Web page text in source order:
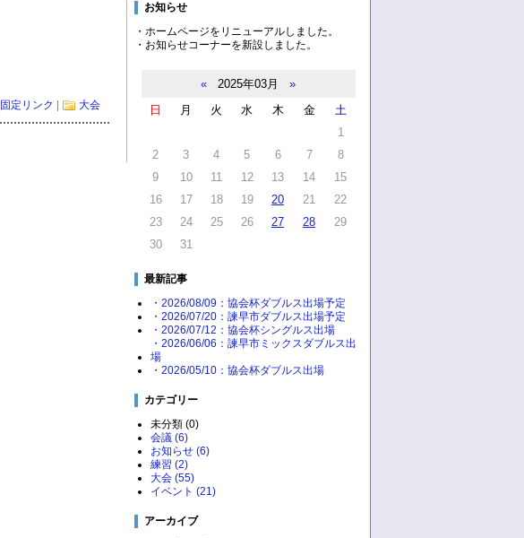
固定リンク | 大会
お知らせ
・ホームページをリニューアルしました。
・お知らせコーナーを新設しました。
« 2025年03月
»
日
月 火 水 木 金
土
1
2
3 4 5 6 7
8
9
10 11 12 13 14
15
16
17 18 19 20 21
22
23
24 25 26 27 28
29
30
31
最新記事
・2026/08/09：協会杯ダブルス出場予定
・2026/07/20：諫早市ダブルス出場予定
・2026/07/12：協会杯シングルス出場
・2026/06/06：諫早市ミックスダブルス出
場
・2026/05/10：協会杯ダブルス出場
カテゴリー
未分類 (0)
会議 (6)
お知らせ (6)
練習 (2)
大会 (55)
イベント (21)
アーカイブ